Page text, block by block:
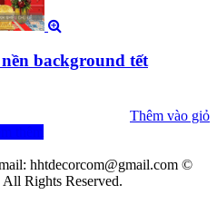
background tết
Thêm vào giỏ
hhtdecorcom@gmail.com ©
Rights Reserved.